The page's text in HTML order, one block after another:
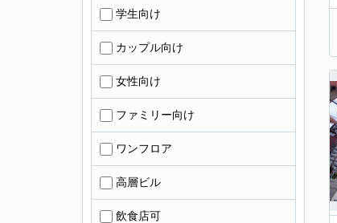
学生向け
カップル向け
女性向け
ファミリー向け
ワンフロア
高層ビル
飲食店可